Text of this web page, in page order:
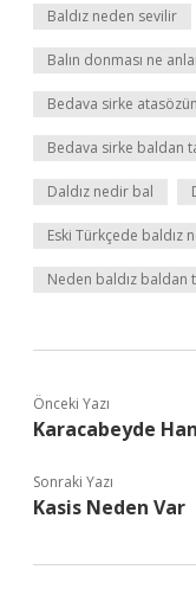
Baldız neden sevilir
Balın donması ne
Bedava sirke
Bedava sirke baldan
Daldız nedir bal
Eski Türkçede baldız
Neden baldız baldan
Önceki Yazı
Karacabeyde
Sonraki Yazı
Kasis Neden Var